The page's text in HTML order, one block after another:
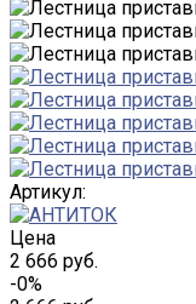
Артикул:
Цена
2 666 руб.
-0%